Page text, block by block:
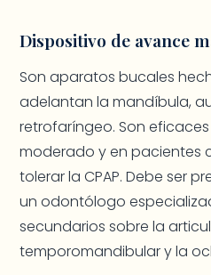
Dispositivo de avance
Son aparatos bucales
adelantan la mandíbula,
retrofaríngeo. Son eficaces
moderado y en pacientes
tolerar la CPAP. Debe ser
un odontólogo
secundarios sobre la
temporomandibular y la